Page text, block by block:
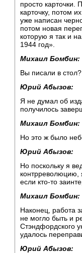
просто
карточку, потом
уже написан
потом новая
которую я так и
1944 год».
Михаил Бомбин:
Вы писали в стол?
Юрий Абызов:
Я не думал об
получилось
Михаил Бомбин:
Но это ж было
Юрий Абызов:
Но поскольку я
контрреволюцию,
если кто-то
Михаил Бомбин:
Наконец, работа
не могло быть и
Стэндфордского
удалось
Юрий Абызов: